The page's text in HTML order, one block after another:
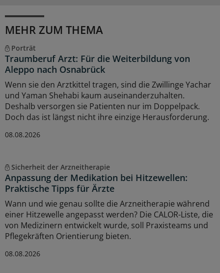
MEHR ZUM THEMA
Porträt
Traumberuf Arzt: Für die Weiterbildung von
Aleppo nach Osnabrück
Wenn sie den Arztkittel tragen, sind die Zwillinge Yachar
und Yaman Shehabi kaum auseinanderzuhalten.
Deshalb versorgen sie Patienten nur im Doppelpack.
Doch das ist längst nicht ihre einzige Herausforderung.
08.08.2026
Sicherheit der Arzneitherapie
Anpassung der Medikation bei Hitzewellen:
Praktische Tipps für Ärzte
Wann und wie genau sollte die Arzneitherapie während
einer Hitzewelle angepasst werden? Die CALOR-Liste, die
von Medizinern entwickelt wurde, soll Praxisteams und
Pflegekräften Orientierung bieten.
08.08.2026